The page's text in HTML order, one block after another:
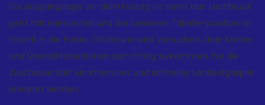
Die Ausgangslage vor dem Freitag ist somit klar: Lechbruck
geht mit Heimvorteil und der besseren Tabellenposition als
Favorit in die Partie, Ottobrunn wird versuchen, über Konter
und Überzahlsituationen zum Erfolg zu kommen. Für die
Zuschauer darf ein intensives und schnelles Landesligaspiel
erwartet werden.